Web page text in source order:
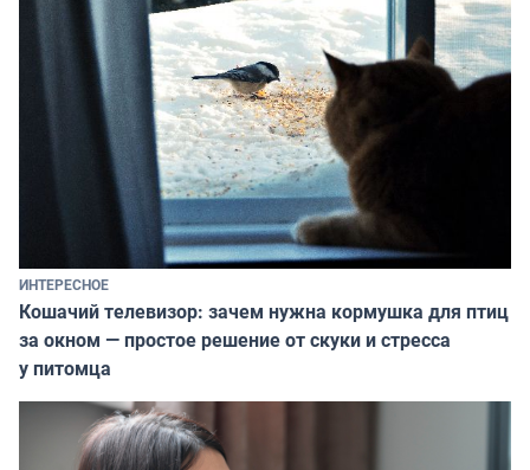
ИНТЕРЕСНОЕ
Кошачий телевизор: зачем нужна кормушка для птиц
за окном — простое решение от скуки и стресса
у питомца